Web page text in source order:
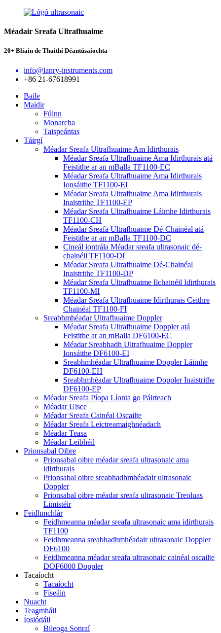
Méadair Sreafa Ultrafhuaime
20+ Bliain de Thaithí Déantúsaíochta
info@lanry-instruments.com
+86 21-67618991
Baile
Maidir
Fúinn
Monarcha
Taispeántas
Táirgí
Méadar Sreafa Ultrafhuaime Am Idirthurais
Méadar Sreafa Ultrafhuaime Ama Idirthurais atá
Feistithe ar an mBalla TF1100-EC
Méadar Sreafa Ultrafhuaime Ama Idirthurais
Ionsáithe TF1100-EI
Méadar Sreafa Ultrafhuaime Ama Idirthurais
Inaistrithe TF1100-EP
Méadar Sreafa Ultrafhuaime Láimhe Idirthurais
TF1100-CH
Méadar Sreafa Ultrafhuaime Dé-Chainéal atá
Feistithe ar an mBalla TF1100-DC
Cineál iontrála Méadar sreafa ultrasonaic dé-
chainéil TF1100-DI
Méadar Sreafa Ultrafhuaime Dé-Chainéal
Inaistrithe TF1100-DP
Méadar Sreafa Ultrafhuaime Ilchainéil Idirthurais
TF1100-MI
Méadar Sreafa Ultrafhuaime Idirthurais Ceithre
Chainéal TF1100-FI
Sreabhmhéadar Ultrafhuaime Doppler
Méadar Sreafa Ultrafhuaime Doppler atá
Feistithe ar an mBalla DF6100-EC
Méadar Sreabhadh Ultrafhuaime Doppler
Ionsáithe DF6100-EI
Sreabhmhéadar Ultrafhuaime Doppler Láimhe
DF6100-EH
Sreabhmhéadar Ultrafhuaime Doppler Inaistrithe
DF6100-EP
Méadar Sreafa Píopa Líonta go Páirteach
Méadar Uisce
Méadar Sreafa Cainéal Oscailte
Méadar Sreafa Leictreamaighnéadach
Méadar Teasa
Méadar Leibhéil
Prionsabal Oibre
Prionsabal oibre méadar sreafa ultrasonaic ama
idirthurais
Prionsabal oibre sreabhadhmhéadair ultrasonaic
Doppler
Prionsabal oibre méadar sreafa ultrasonaic Treoluas
Limistéir
Feidhmchlár
Feidhmeanna méadar sreafa ultrasonaic ama idirthurais
TF1100
Feidhmeanna sreabhadhmhéadair ultrasonaic Doppler
DF6100
Feidhmeanna méadar sreafa ultrasonaic cainéal oscailte
DOF6000 Doppler
Tacaíocht
Tacaíocht
Físeáin
Nuacht
Teagmháil
Íoslódáil
Bileoga Sonraí